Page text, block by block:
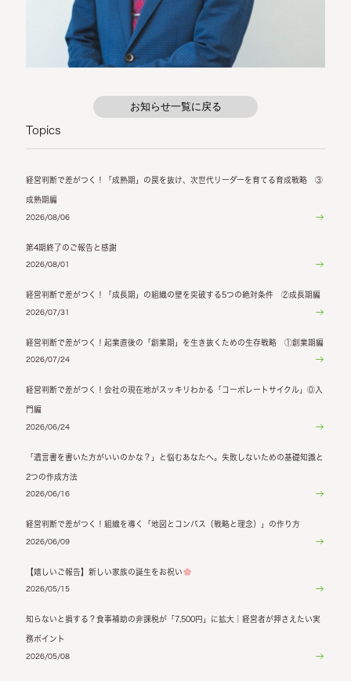
お知らせ一覧に戻る
Topics
経営判断で差がつく！「成熟期」の罠を抜け、次世代リーダーを育てる育成戦略 ③
成熟期編
2026/08/06
第4期終了のご報告と感謝
2026/08/01
経営判断で差がつく！「成長期」の組織の壁を突破する5つの絶対条件 ②成長期編
2026/07/31
経営判断で差がつく！起業直後の「創業期」を生き抜くための生存戦略 ①創業期編
2026/07/24
経営判断で差がつく！会社の現在地がスッキリわかる「コーポレートサイクル」⓪入
門編
2026/06/24
「遺言書を書いた方がいいのかな？」と悩むあなたへ。失敗しないための基礎知識と
2つの作成方法
2026/06/16
経営判断で差がつく！組織を導く「地図とコンパス（戦略と理念）」の作り方
2026/06/09
【嬉しいご報告】新しい家族の誕生をお祝い
2026/05/15
知らないと損する？食事補助の非課税が「7,500円」に拡大｜経営者が押さえたい実
務ポイント
2026/05/08